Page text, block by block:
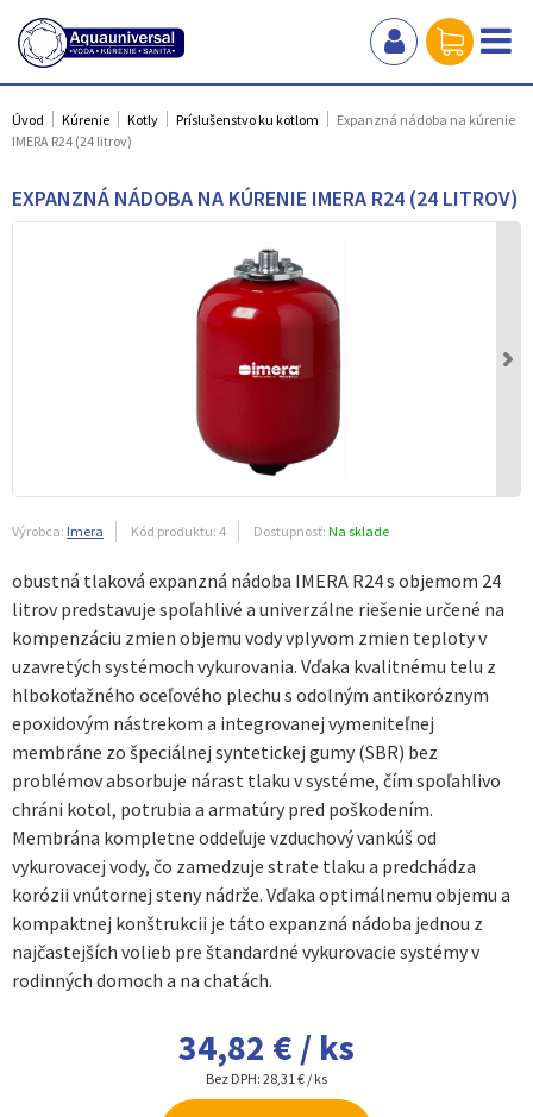
Úvod Kúrenie Kotly Príslušenstvo ku kotlom
Expanzná nádoba na kúrenie
IMERA R24 (24 litrov)
EXPANZNÁ NÁDOBA NA KÚRENIE IMERA R24 (24 LITROV)
Výrobca: Imera Kód produktu: 4 Dostupnosť: Na sklade
obustná tlaková expanzná nádoba IMERA R24 s objemom 24
litrov predstavuje spoľahlivé a univerzálne riešenie určené na
kompenzáciu zmien objemu vody vplyvom zmien teploty v
uzavretých systémoch vykurovania. Vďaka kvalitnému telu z
hlbokoťažného oceľového plechu s odolným antikoróznym
epoxidovým nástrekom a integrovanej vymeniteľnej
membráne zo špeciálnej syntetickej gumy (SBR) bez
problémov absorbuje nárast tlaku v systéme, čím spoľahlivo
chráni kotol, potrubia a armatúry pred poškodením.
Membrána kompletne oddeľuje vzduchový vankúš od
vykurovacej vody, čo zamedzuje strate tlaku a predchádza
korózii vnútornej steny nádrže. Vďaka optimálnemu objemu a
kompaktnej konštrukcii je táto expanzná nádoba jednou z
najčastejších volieb pre štandardné vykurovacie systémy v
rodinných domoch a na chatách.
34,82 € / ks
Bez DPH: 28,31 € / ks